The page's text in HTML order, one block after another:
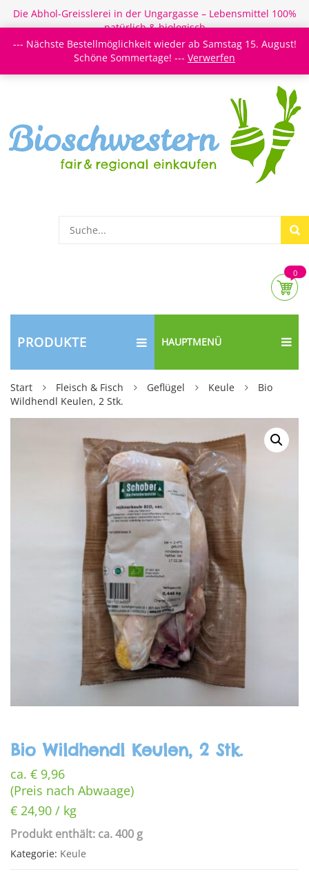
Die Abhol-Greisslerei in der Ungargasse – Lebensmittel 100%
natürlich & biologisch
Login/Register Newsletter Meine Merkzettel
0
PRODUKTE HAUPTMENÜ
Start Fleisch & Fisch Geflügel Keule
Bio
Wildhendl Keulen, 2 Stk.
Bio Wildhendl Keulen, 2 Stk.
ca. € 9,96
(Preis nach Abwaage)
€ 24,90 / kg
Produkt enthält: ca. 400 g
Kategorie: Keule
--- Nächste Bestellmöglichkeit wieder ab Samstag 15. August!
Schöne Sommertage! --- Verwerfen